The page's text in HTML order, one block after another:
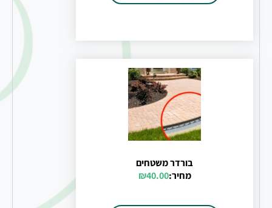
בורדר משטחים
מחיר:
₪40.00